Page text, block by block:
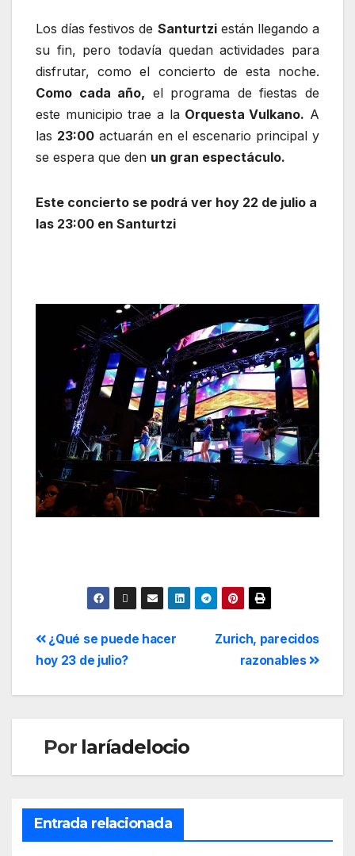
Los días festivos de Santurtziestán llegando a
su fin, pero todavía quedan actividades para
disfrutar, como el concierto de esta noche.
Como cada año, el programa de fiestas de
este municipio trae a laOrquesta Vulkano. A
las 23:00 actuarán en el escenario principal y
se espera que den un gran espectáculo.
Este concierto se podrá ver hoy 22 de julio a
las 23:00 en Santurtzi
Zurich, parecidos
razonables
¿Qué se puede hacer
hoy 23 de julio?
Por laríadelocio
Entrada relacionada